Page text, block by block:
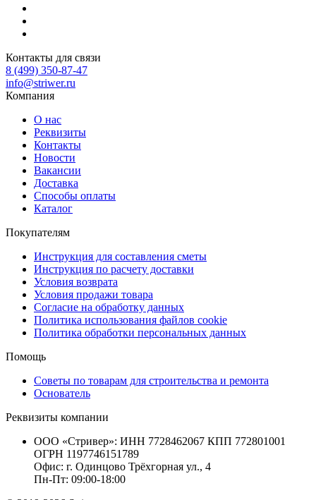
Контакты для связи
8 (499) 350-87-47
info@striwer.ru
Компания
О нас
Реквизиты
Контакты
Новости
Вакансии
Доставка
Способы оплаты
Каталог
Покупателям
Инструкция для составления сметы
Инструкция по расчету доставки
Условия возврата
Условия продажи товара
Согласие на обработку данных
Политика использования файлов cookie
Политика обработки персональных данных
Помощь
Советы по товарам для строительства и ремонта
Основатель
Реквизиты компании
ООО «Стривер»: ИНН 7728462067 КПП 772801001
ОГРН 1197746151789
Офис: г. Одинцово Трёхгорная ул., 4
Пн-Пт: 09:00-18:00